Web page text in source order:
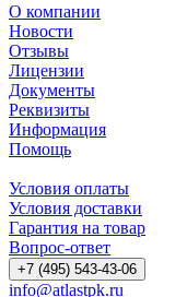
О компании
Новости
Отзывы
Лицензии
Документы
Реквизиты
Информация
Помощь
Условия оплаты
Условия доставки
Гарантия на товар
Вопрос-ответ
+7 (495) 543-43-06
info@atlastpk.ru